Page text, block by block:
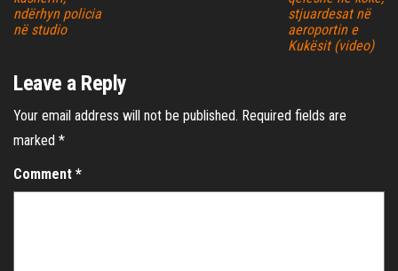
ndërhyn policia
në studio
stjuardesat në
aeroportin e
Kukësit (video)
Leave a Reply
Your email address will not be published. Required fields are
marked *
Comment *